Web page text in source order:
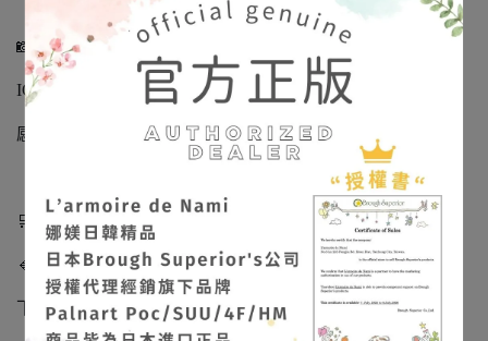
📸 作品實拍不定期更新
IG/FB： @larmoiredenami
感受飾品在光影下的立體質感與色彩層次。
🛒【出貨與預購說明】
🔹 現貨商品
下單後 下一個工作天出貨。